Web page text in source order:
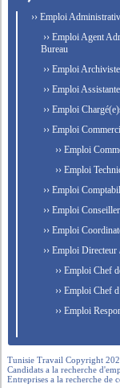
›› Emploi
›› Emploi Agent
Bureau
›› Emploi Archiviste
›› Emploi
›› Emploi
›› Emploi
›› Emploi
›› Emploi
›› Emploi
›› Emploi
›› Emploi
›› Emploi Directeur
›› Emploi Chef
›› Emploi Chef
›› Emploi
Tunisie Travail Copyright
Candidats a la recherche
Entreprises a la recherche